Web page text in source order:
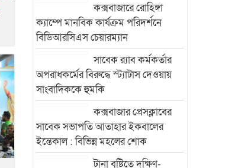
কক্সবাজারে রোহিঙ্গা
ক্যাম্পে মানবিক কার্যক্রম পরিদর্শনে
বিডিআরসিএস চেয়ারম্যান
সাবেক র‍্যাব কর্মকর্তার
অপরাধকর্মের বিরুদ্ধে স্ট্যাটাস দেওয়ায়
সাংবাদিককে হুমকি
কক্সবাজার প্রেসক্লাবের
সাবেক সভাপতি আতাহার ইকবালের
ইন্তেকাল : বিভিন্ন মহলের শোক
টানা বৃষ্টিতে দক্ষিণ-